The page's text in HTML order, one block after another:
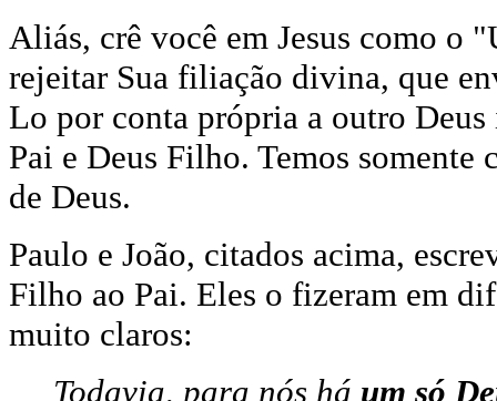
Aliás, crê você em Jesus como o
rejeitar Sua filiação divina, que
Lo por conta própria a outro
Pai e Deus Filho. Temos
de Deus.
Paulo e João, citados acima,
Filho ao Pai. Eles o fizeram em
muito claros:
Todavia, para nós há um só